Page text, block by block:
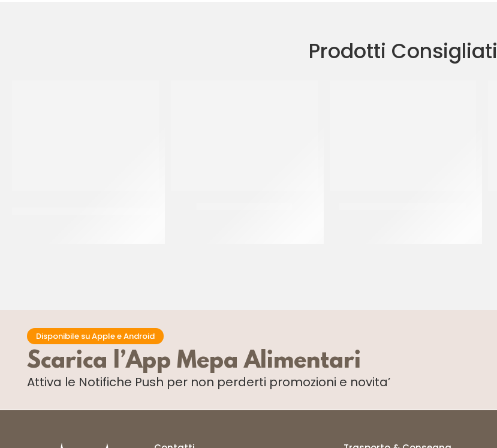
Prodotti Consigliati
Disponibile su Apple e Android
Scarica l’App Mepa Alimentari
Attiva le Notifiche Push per non perderti promozioni e novita’